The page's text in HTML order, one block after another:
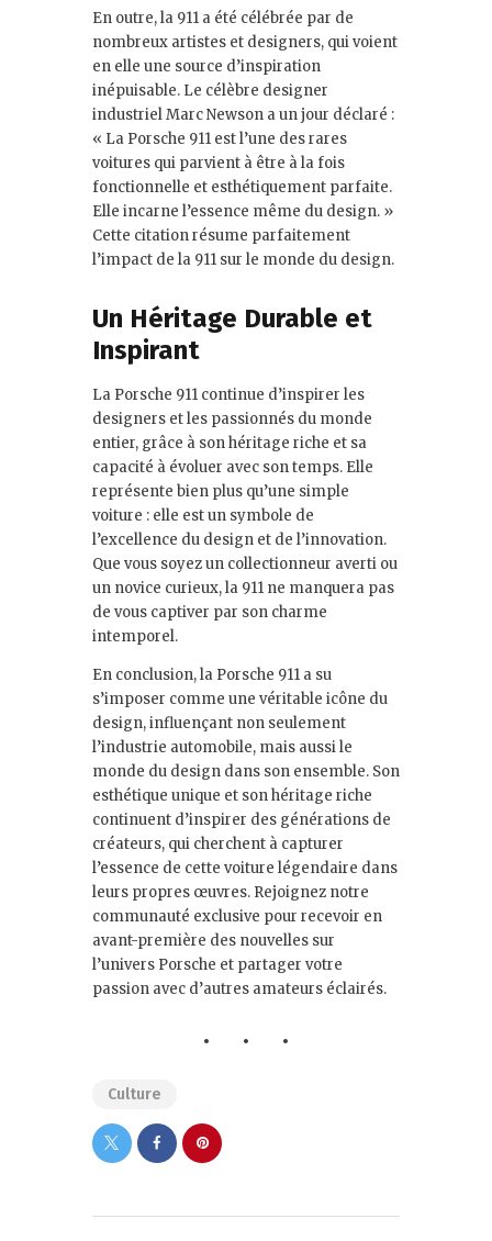
En outre, la 911 a été célébrée par de
nombreux artistes et designers, qui voient
en elle une source d’inspiration
inépuisable. Le célèbre designer
industriel Marc Newson a un jour déclaré :
« La Porsche 911 est l’une des rares
voitures qui parvient à être à la fois
fonctionnelle et esthétiquement parfaite.
Elle incarne l’essence même du design. »
Cette citation résume parfaitement
l’impact de la 911 sur le monde du design.
Un Héritage Durable et
Inspirant
La Porsche 911 continue d’inspirer les
designers et les passionnés du monde
entier, grâce à son héritage riche et sa
capacité à évoluer avec son temps. Elle
représente bien plus qu’une simple
voiture : elle est un symbole de
l’excellence du design et de l’innovation.
Que vous soyez un collectionneur averti ou
un novice curieux, la 911 ne manquera pas
de vous captiver par son charme
intemporel.
En conclusion, la Porsche 911 a su
s’imposer comme une véritable icône du
design, influençant non seulement
l’industrie automobile, mais aussi le
monde du design dans son ensemble. Son
esthétique unique et son héritage riche
continuent d’inspirer des générations de
créateurs, qui cherchent à capturer
l’essence de cette voiture légendaire dans
leurs propres œuvres. Rejoignez notre
communauté exclusive pour recevoir en
avant-première des nouvelles sur
l’univers Porsche et partager votre
passion avec d’autres amateurs éclairés.
Culture